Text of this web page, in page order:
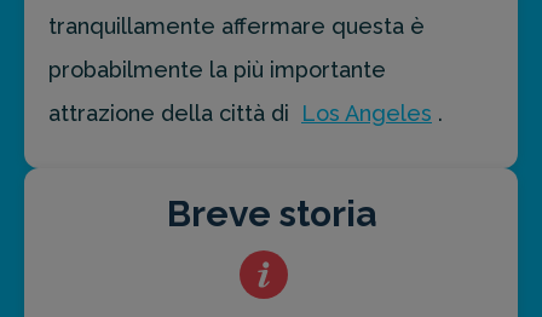
tranquillamente affermare questa è
probabilmente la più importante
attrazione della città di
Los Angeles .
Breve storia